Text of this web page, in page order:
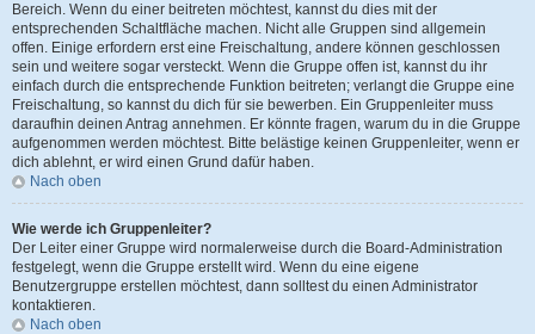
Bereich. Wenn du einer beitreten möchtest, kannst du dies mit der
entsprechenden Schaltfläche machen. Nicht alle Gruppen sind allgemein
offen. Einige erfordern erst eine Freischaltung, andere können geschlossen
sein und weitere sogar versteckt. Wenn die Gruppe offen ist, kannst du ihr
einfach durch die entsprechende Funktion beitreten; verlangt die Gruppe eine
Freischaltung, so kannst du dich für sie bewerben. Ein Gruppenleiter muss
daraufhin deinen Antrag annehmen. Er könnte fragen, warum du in die Gruppe
aufgenommen werden möchtest. Bitte belästige keinen Gruppenleiter, wenn er
dich ablehnt, er wird einen Grund dafür haben.
Nach oben
Wie werde ich Gruppenleiter?
Der Leiter einer Gruppe wird normalerweise durch die Board-Administration
festgelegt, wenn die Gruppe erstellt wird. Wenn du eine eigene
Benutzergruppe erstellen möchtest, dann solltest du einen Administrator
kontaktieren.
Nach oben